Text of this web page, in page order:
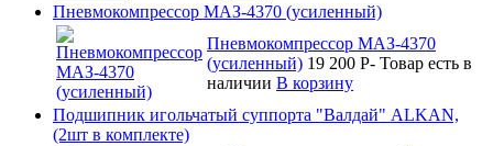
Пневмокомпрессор МАЗ-4370 (усиленный)
Пневмокомпрессор МАЗ-4370
(усиленный) 19 200 P- Товар есть в
наличии В корзину
Подшипник игольчатый суппорта "Валдай" ALKAN,
(2шт в комплекте)